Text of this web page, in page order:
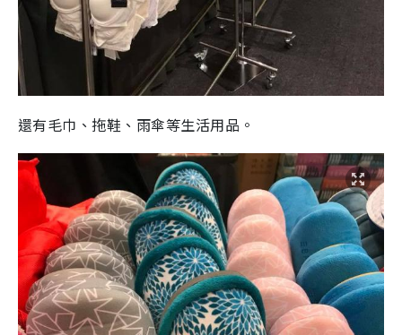
還有毛巾、拖鞋、雨傘等生活用品。